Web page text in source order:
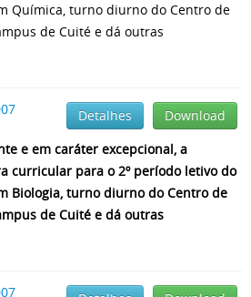
Química, turno diurno do Centro de
de Cuité e dá outras
Download
Detalhes
e em caráter excepcional, a
curricular para o 2º período letivo do
Biologia, turno diurno do Centro de
de Cuité e dá outras